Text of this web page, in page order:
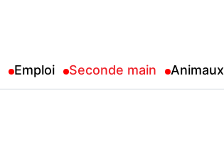
Emploi Seconde main Animaux